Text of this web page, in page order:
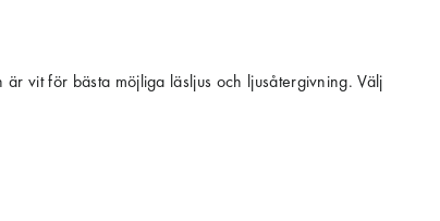
vit för bästa möjliga läsljus och ljusåtergivning. Välj